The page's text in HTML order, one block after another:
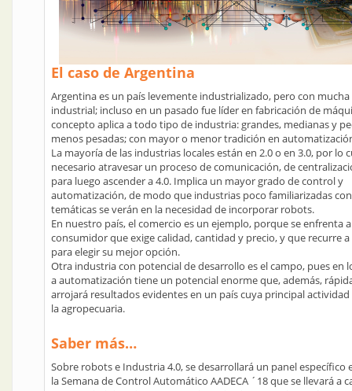
El caso de Argentina
Argentina es un país levemente industrializado, pero con
industrial; incluso en un pasado fue líder en fabricación de
concepto aplica a todo tipo de industria: grandes, medianas y
menos pesadas; con mayor o menor tradición en
La mayoría de las industrias locales están en 2.0 o en 3.0, por lo
necesario atravesar un proceso de comunicación, de
para luego ascender a 4.0. Implica un mayor grado de control y
automatización, de modo que industrias poco familiarizadas
temáticas se verán en la necesidad de incorporar robots.
En nuestro país, el comercio es un ejemplo, porque se enfrenta
consumidor que exige calidad, cantidad y precio, y que recurre
para elegir su mejor opción.
Otra industria con potencial de desarrollo es el campo, pues en
a automatización tiene un potencial enorme que, además,
arrojará resultados evidentes en un país cuya principal
la agropecuaria.
Saber más…
Sobre robots e Industria 4.0, se desarrollará un panel específico
la Semana de Control Automático AADECA ´18 que se llevará a